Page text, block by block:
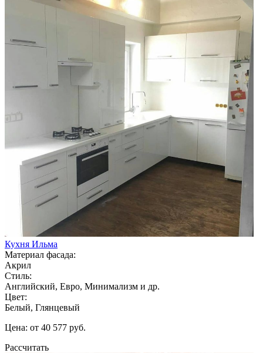
Кухня Ильма
Материал фасада:
Акрил
Стиль:
Английский, Евро, Минимализм и др.
Цвет:
Белый, Глянцевый
Цена: от 40 577 руб.
Рассчитать